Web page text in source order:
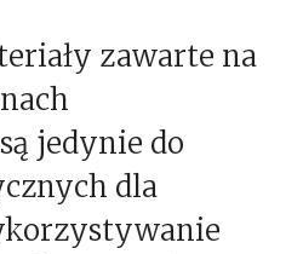
zawarte na
jedynie do
dla